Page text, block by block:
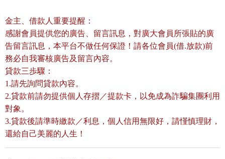
金主、借款人重要提醒：
感謝會員提供您的廣告、留言訊息，對廣大會員所張貼的廣
告留言訊息，本平台不做任何保證！請各位會員(借.放款)前
務必自我審核廣告及留言內容。
貸款三歩驟：
1.請先詢問貸款內容。
2.貸款前請勿提供個人存摺／提款卡，以免成為詐騙集團利用
對象。
3.貸款後請準時繳款／利息，個人信用無限好，請慬慎理財，
還給自己美麗的人生！